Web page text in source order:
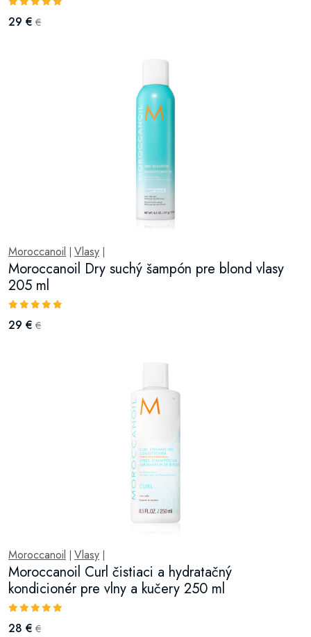
29 € €
Moroccanoil Vlasy
Moroccanoil Dry suchý šampón pre blond vlasy
205 ml
29 € €
Moroccanoil Vlasy
Moroccanoil Curl čistiaci a hydratačný
kondicionér pre vlny a kučery 250 ml
28 € €